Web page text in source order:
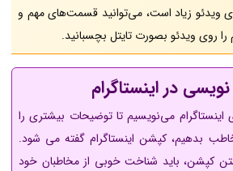
زیاد است، می‌توانید قسمت‌های مهم و
را روی ویدئو بصورت تایتل بچسبانید.
در اینستاگرام
می‌نویسیم تا توضیحات بیشتری را
بدهیم، کپشن اینستاگرام گفته می شود.
کپشن، باید شناخت خوبی از مخاطبان خود